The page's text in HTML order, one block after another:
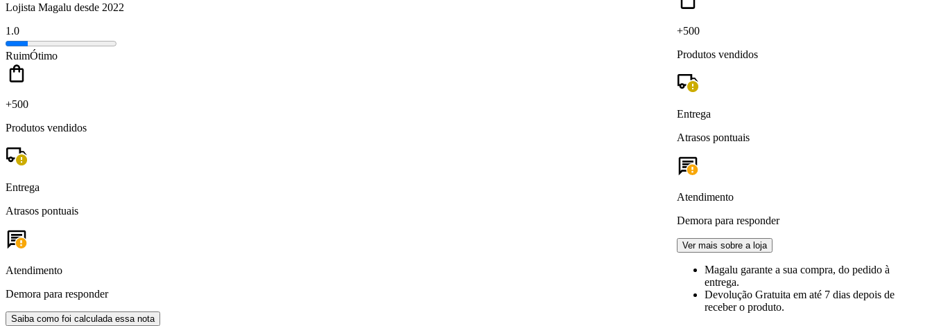
Lojista Magalu desde 2022
1.0
RuimÓtimo
+500
Produtos vendidos
Entrega
Atrasos pontuais
Atendimento
Demora para responder
Saiba como foi calculada essa nota
+500
Produtos vendidos
Entrega
Atrasos pontuais
Atendimento
Demora para responder
Ver mais sobre a loja
Magalu garante a sua compra, do pedido à
entrega.
Devolução Gratuita em até 7 dias depois de
receber o produto.